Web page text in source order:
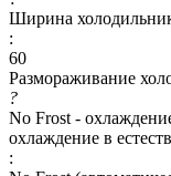
Ширина
:
60
Размораживание
?
No Frost -
охлаждение в
: